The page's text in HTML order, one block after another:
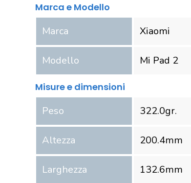
Marca e Modello
Marca Xiaomi
Modello Mi Pad 2
Misure e dimensioni
Peso 322.0gr.
Altezza 200.4mm
Larghezza 132.6mm